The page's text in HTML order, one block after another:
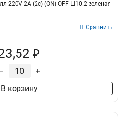
220V 2А (2с) (ON)-OFF Ш10.2 зеленая
Сравнить
₽
+
В корзину